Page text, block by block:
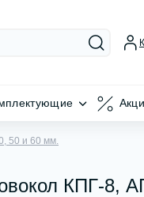
50 и 60 мм.
КПГ-8,